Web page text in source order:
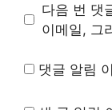
트
다음 번 댓
이메일, 그
댓글 알림